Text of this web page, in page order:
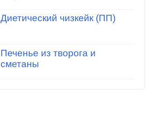
Диетический чизкейк (ПП)
Печенье из творога и
сметаны